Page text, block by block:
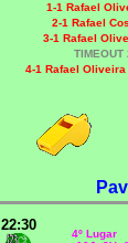
1-1 Rafael
2-1 Rafael
3-1 Rafael
4-1 Rafael Oliveira
22:30
4º Lugar